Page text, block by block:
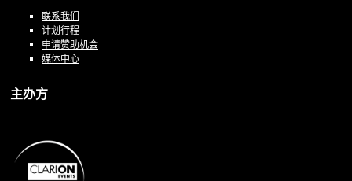
联系我们
计划行程
申请赞助机会
媒体中心
主办方